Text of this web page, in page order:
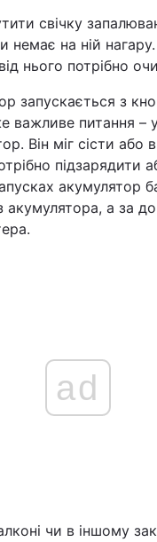
свічку
немає на ній
нього потрібно
запускається з
важливе питання –
Він міг сісти або
підзарядити
акумулятор
акумулятора, а за
ad
чи в іншому